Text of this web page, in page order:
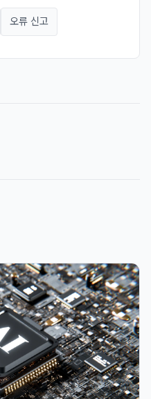
오류 신고